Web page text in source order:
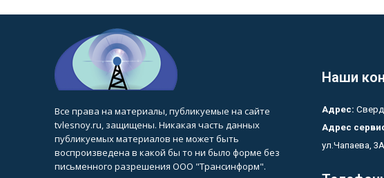
Все права на материалы, публикуемые на сайте
tvlesnoy.ru, защищены. Никакая часть данных
публикуемых материалов не может быть
воспроизведена в какой бы то ни было форме без
письменного разрешения ООО "Трансинформ".
Наши
Адрес:
Адрес
ул.Чапаева, 3А